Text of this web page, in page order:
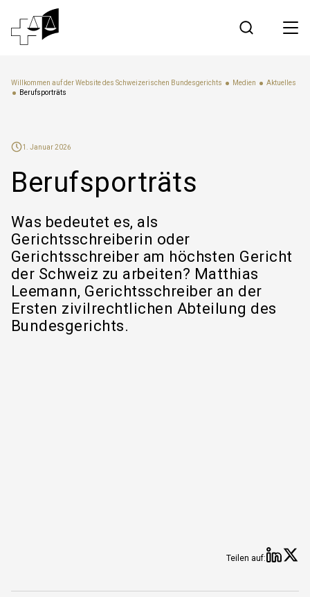
Kontakt
Elektronischer Verkehr
Rechtsprechung
Willkommen auf der Website des Schweizerischen Bundesgerichts Medien
Aktuelles
Berufsporträts
1. Januar 2026
Berufsporträts
Was bedeutet es, als
Gerichtsschreiberin oder
Gerichtsschreiber am höchsten Gericht
der Schweiz zu arbeiten? Matthias
Leemann, Gerichtsschreiber an der
Ersten zivilrechtlichen Abteilung des
Bundesgerichts.
Teilen auf:
Teilen